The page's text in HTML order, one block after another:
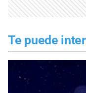
Te puede